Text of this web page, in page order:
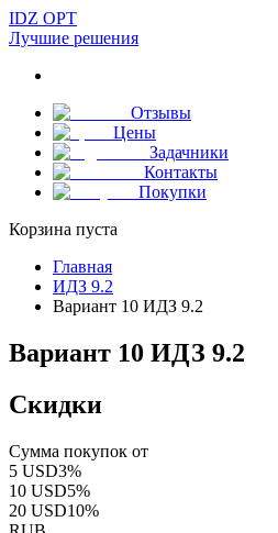
IDZ OPT
Лучшие решения
Отзывы
Цены
Задачники
Контакты
Покупки
Корзина пуста
Главная
ИДЗ 9.2
Вариант 10 ИДЗ 9.2
Вариант 10 ИДЗ 9.2
Скидки
Сумма покупок от
5 USD3%
10 USD5%
20 USD10%